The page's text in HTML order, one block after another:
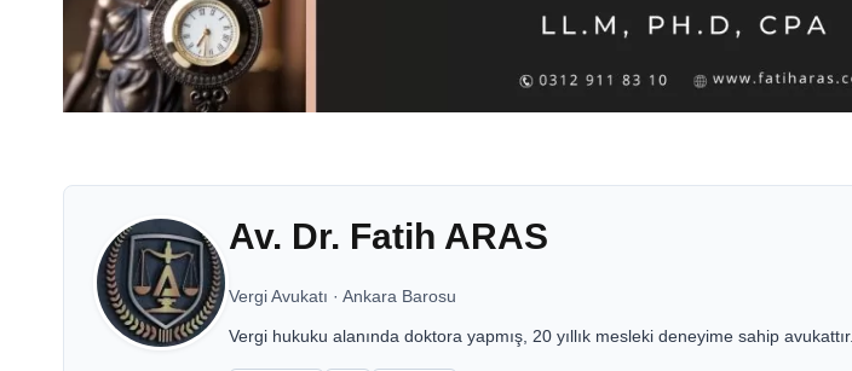
Av. Dr. Fatih ARAS
Vergi Avukatı · Ankara Barosu
Vergi hukuku alanında doktora yapmış, 20 yıllık mesleki deneyime sahip avukattır.